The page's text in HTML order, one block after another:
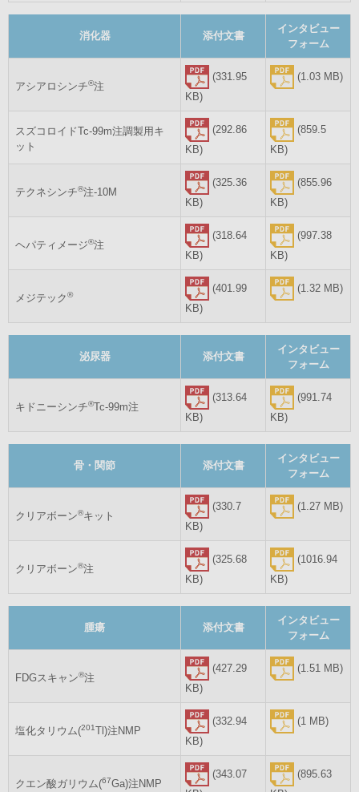
消化器 添付文書
インタビュー
フォーム
アシアロシンチ®注
(331.95
KB)
(1.03 MB)
スズコロイドTc-99m注調製用キ
ット
(292.86
KB)
(859.5
KB)
テクネシンチ®注-10M
(325.36
KB)
(855.96
KB)
ヘパティメージ®注
(318.64
KB)
(997.38
KB)
メジテック®
(401.99
KB)
(1.32 MB)
泌尿器 添付文書
インタビュー
フォーム
キドニーシンチ®Tc-99m注
(313.64
KB)
(991.74
KB)
骨・関節 添付文書
インタビュー
フォーム
クリアボーン®キット
(330.7
KB)
(1.27 MB)
クリアボーン®注
(325.68
KB)
(1016.94
KB)
腫瘍 添付文書
インタビュー
フォーム
FDGスキャン®注
(427.29
KB)
(1.51 MB)
塩化タリウム(201Tl)注NMP
(332.94
KB)
(1 MB)
クエン酸ガリウム(67Ga)注NMP
(343.07
(895.63